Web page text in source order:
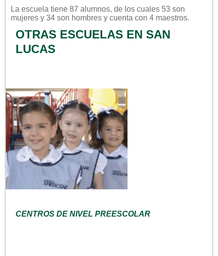
La escuela tiene 87 alumnos, de los cuales 53 son
mujeres y 34 son hombres y cuenta con 4 maestros.
OTRAS ESCUELAS EN SAN
LUCAS
CENTROS DE NIVEL PREESCOLAR